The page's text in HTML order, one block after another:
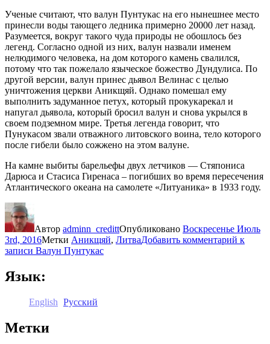
Ученые считают, что валун Пунтукас на его нынешнее место
принесли воды тающего ледника примерно 20000 лет назад.
Разумеется, вокруг такого чуда природы не обошлось без
легенд. Согласно одной из них, валун назвали именем
нелюдимого человека, на дом которого камень свалился,
потому что так пожелало языческое божество Дундулиса. По
другой версии, валун принес дьявол Велинас с целью
уничтожения церкви Аникщяй. Однако помешал ему
выполнить задуманное петух, который прокукарекал и
напугал дьявола, который бросил валун и снова укрылся в
своем подземном мире. Третья легенда говорит, что
Пунукасом звали отважного литовского воина, тело которого
после гибели было сожжено на этом валуне.
На камне выбиты барельефы двух летчиков — Стяпониса
Дарюса и Стасиса Гиренаса – погибших во время пересечения
Атлантического океана на самолете «Литуаника» в 1933 году.
Автор adminn_credittОпубликовано Воскресенье Июль
3rd, 2016Метки Аникщяй, ЛитваДобавить комментарий к
записи Валун Пунтукас
Язык:
English Русский
Метки